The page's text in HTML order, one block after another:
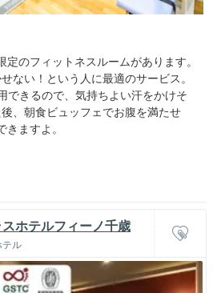
のフィットネスルームがあります。
ない！という人に最適のサービス。
できるので、気持ちよい汗をかけそ
、朝食ビュッフェでお腹を満たせ
ますよ。
ホテルフィーノ千歳
テル